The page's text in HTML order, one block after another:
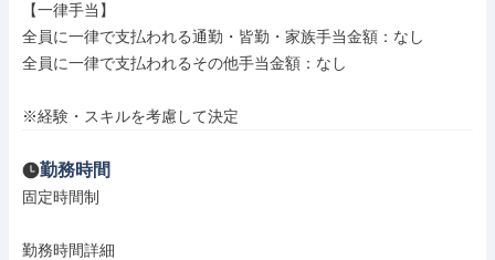
【一律手当】
全員に一律で支払われる通勤・皆勤・家族手当金額：なし
全員に一律で支払われるその他手当金額：なし
※経験・スキルを考慮して決定
勤務時間
固定時間制
勤務時間詳細